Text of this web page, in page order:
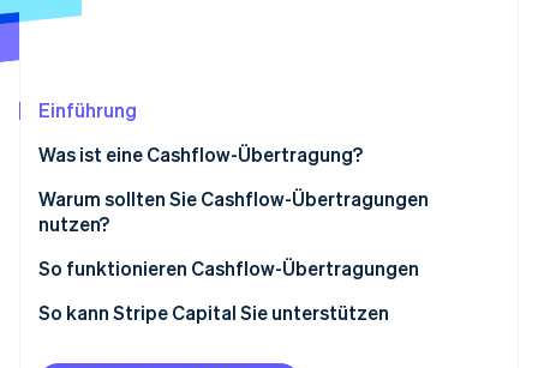
Climate
CO₂-Entnahme
Stripe-Sessions 2026
Erfahren Sie, wie Stripe Lösungen für die
Jetzt ansehen
Einführung
Was ist eine Cashflow-Übertragung?
Warum sollten Sie Cashflow-Übertragungen
nutzen?
So funktionieren Cashflow-Übertragungen
Transaktionsgebühren
So kann Stripe Capital Sie unterstützen